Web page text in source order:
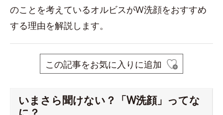
のことを考えているオルビスがW洗顔をおすすめ
する理由を解説します。
この記事をお気に入りに追加
いまさら聞けない？「W洗顔」ってな